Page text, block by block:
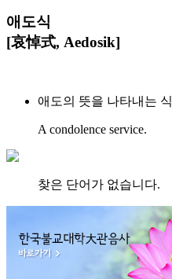
애도식
[哀悼式, Aedosik]
애도의 뜻을 나타내는 식
A condolence service.
찾은 단어가 없습니다.